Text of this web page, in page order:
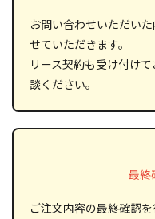
お問い合わせいただい
せていただきます。
リース契約も受け付け
談ください。
最終
ご注文内容の最終確認